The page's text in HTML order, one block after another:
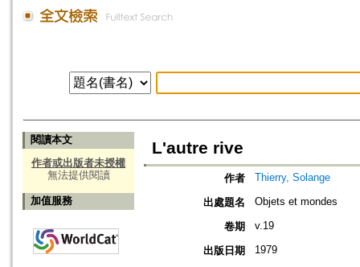
閱讀本文
作者或出版者未授權
無法提供閱讀
加值服務
L'autre rive
作者 Thierry, Solange
出處題名 Objets et mondes
卷期 v.19
出版日期 1979